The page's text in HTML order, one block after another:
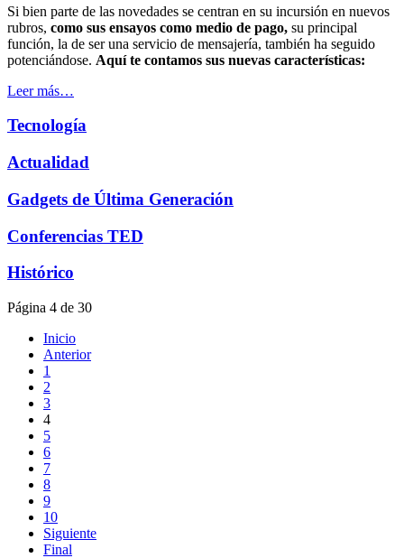
Si bien parte de las novedades se centran en su incursión en nuevos
rubros, como sus ensayos como medio de pago, su principal
función, la de ser una servicio de mensajería, también ha seguido
potenciándose. Aquí te contamos sus nuevas características:
Leer más…
Tecnología
Actualidad
Gadgets de Última Generación
Conferencias TED
Histórico
Página 4 de 30
Inicio
Anterior
1
2
3
4
5
6
7
8
9
10
Siguiente
Final